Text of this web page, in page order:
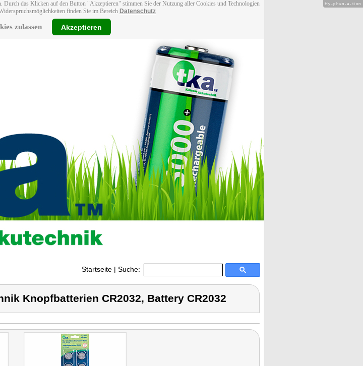
das Klicken auf den Button "Akzeptieren" stimmen Sie der Nutzung aller Cookies und Technologien
finden Sie im Bereich Datenschutz
zulassen Akzeptieren
Startseite | Suche:
Knopfbatterien CR2032, Battery CR2032
Hy-phen-a-tion